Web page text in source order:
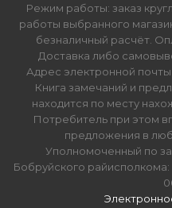
Режим работы: заказ
работы выбранного
безналичный расчёт.
Доставка либо
Адрес электронной
Книга замечаний и
находится по месту
Потребитель при этом
предложения в
Уполномоченный по
Бобруйского райисполкома: